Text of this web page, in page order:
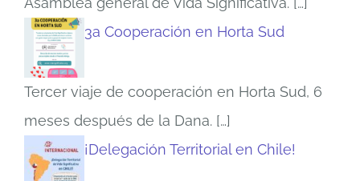
3a Cooperación en Horta Sud
Tercer viaje de cooperación en Horta Sud, 6
meses después de la Dana. […]
¡Delegación Territorial en Chile!